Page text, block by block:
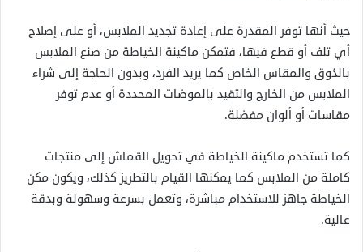
حيث أنها توفر المقدرة على إعادة تجديد الملابس، أو على إصلاح
أي تلف أو قطع فيها، فتمكن ماكينة الخياطة من صنع الملابس
بالذوق والمقاس الخاص كما يريد الفرد، وبدون الحاجة إلى شراء
الملابس من الخارج والتقيد بالموضات المحددة أو عدم توفر
مقاسات أو ألوان مفضلة.
كما تستخدم ماكينة الخياطة في تحويل القماش إلى منتجات
كاملة من الملابس كما يمكنها القيام بالتطريز كذلك، ويكون مكن
الخياطة جاهز للاستخدام مباشرة، وتعمل بسرعة وسهولة وبدقة
عالية.